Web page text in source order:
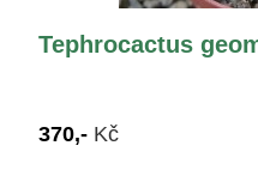
Tephrocactus
370,- Kč